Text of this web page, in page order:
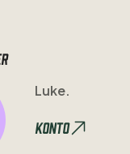
Luke.
Konto